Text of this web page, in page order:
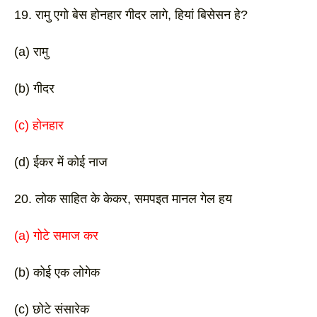
19. रामु एगो बेस होनहार गीदर लागे, हियां बिसेसन हे?
(a) रामु
(b) गीदर
(c) होनहार
(d) ईकर में कोई नाज
20. लोक साहित के केकर, समपइत मानल गेल हय
(a) गोटे समाज कर
(b) कोई एक लोगेक
(c) छोटे संसारेक